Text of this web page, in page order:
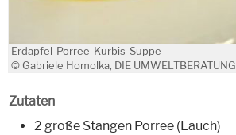
Erdäpfel-Porree-Kürbis-Suppe
© Gabriele Homolka, DIE UMWELTBERATUNG
Zutaten
2 große Stangen Porree (Lauch)